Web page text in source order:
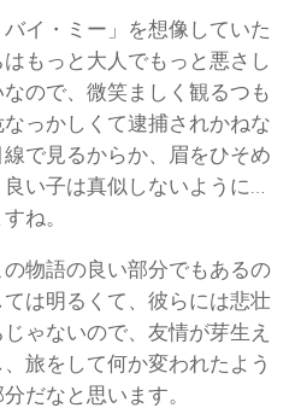
イ・ミー」を想像していた
もっと大人でもっと悪さし
ので、微笑ましく観るつも
っかしくて逮捕されかねな
で見るからか、眉をひそめ
い子は真似しないように…
ね。
物語の良い部分でもあるの
は明るくて、彼らには悲壮
ゃないので、友情が芽生え
旅をして何か変われたよう
だなと思います。